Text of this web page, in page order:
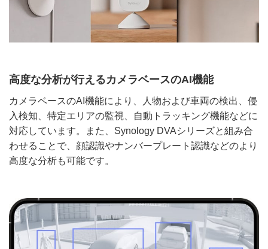
高度な分析が行えるカメラベースのAI機能
カメラベースのAI機能により、人物および車両の検出、侵
入検知、特定エリアの監視、自動トラッキング機能などに
対応しています。また、Synology DVAシリーズと組み合
わせることで、顔認識やナンバープレート認識などのより
高度な分析も可能です。